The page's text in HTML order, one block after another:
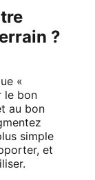
?
«
le bon
au bon
simple
et